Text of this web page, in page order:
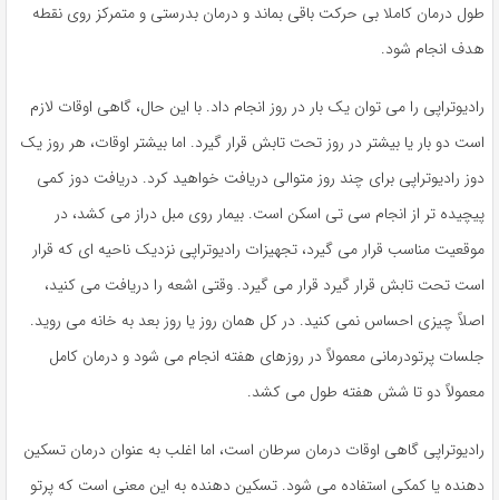
طول درمان کاملا بی حرکت باقی بماند و درمان بدرستی و متمرکز روی نقطه
هدف انجام شود.
رادیوتراپی را می توان یک بار در روز انجام داد. با این حال، گاهی اوقات لازم
است دو بار یا بیشتر در روز تحت تابش قرار گیرد. اما بیشتر اوقات، هر روز یک
دوز رادیوتراپی برای چند روز متوالی دریافت خواهید کرد. دریافت دوز کمی
پیچیده تر از انجام سی تی اسکن است. بیمار روی مبل دراز می کشد، در
موقعیت مناسب قرار می گیرد، تجهیزات رادیوتراپی نزدیک ناحیه ای که قرار
است تحت تابش قرار گیرد قرار می گیرد. وقتی اشعه را دریافت می کنید،
اصلاً چیزی احساس نمی کنید. در کل همان روز یا روز بعد به خانه می روید.
جلسات پرتودرمانی معمولاً در روزهای هفته انجام می شود و درمان کامل
معمولاً دو تا شش هفته طول می کشد.
رادیوتراپی گاهی اوقات درمان سرطان است، اما اغلب به عنوان درمان تسکین
دهنده یا کمکی استفاده می شود. تسکین دهنده به این معنی است که پرتو